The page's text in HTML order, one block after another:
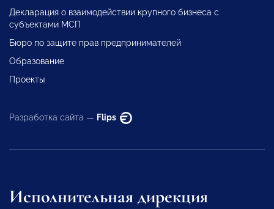
Декларация о взаимодействии крупного бизнеса с
субъектами МСП
Бюро по защите прав предпринимателей
Образование
Проекты
Разработка сайта — Flips
Исполнительная дирекция